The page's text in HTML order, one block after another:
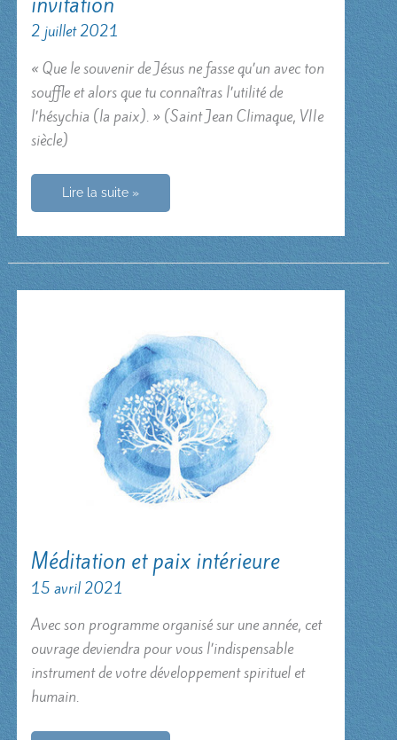
2 juillet 2021
« Que le souvenir de Jésus ne fasse qu’un avec ton
souffle et alors que tu connaîtras l’utilité de
l’hésychia (la paix). » (Saint Jean Climaque, VIIe
siècle)
Un
libre
réponse
une
invitation
Lire la suite »
Méditation et paix intérieure
15 avril 2021
Avec son programme organisé sur une année, cet
ouvrage deviendra pour vous l’indispensable
instrument de votre développement spirituel et
humain.